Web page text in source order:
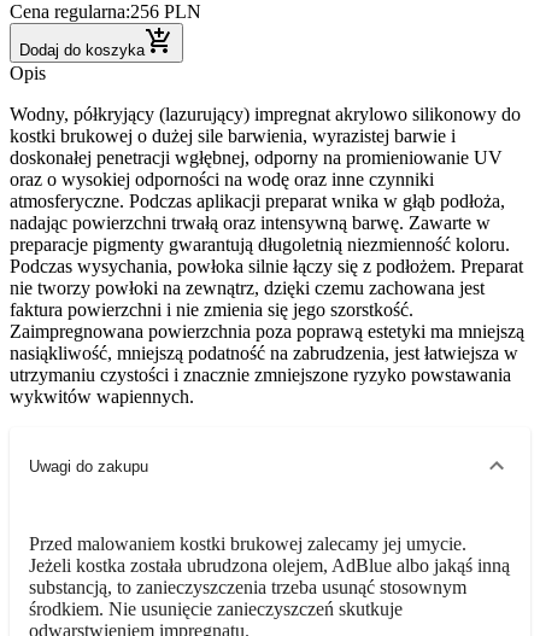
Cena regularna:256 PLN
Dodaj do koszyka
Opis
Wodny, półkryjący (lazurujący) impregnat akrylowo silikonowy do
kostki brukowej o dużej sile barwienia, wyrazistej barwie i
doskonałej penetracji wgłębnej, odporny na promieniowanie UV
oraz o wysokiej odporności na wodę oraz inne czynniki
atmosferyczne. Podczas aplikacji preparat wnika w głąb podłoża,
nadając powierzchni trwałą oraz intensywną barwę. Zawarte w
preparacje pigmenty gwarantują długoletnią niezmienność koloru.
Podczas wysychania, powłoka silnie łączy się z podłożem. Preparat
nie tworzy powłoki na zewnątrz, dzięki czemu zachowana jest
faktura powierzchni i nie zmienia się jego szorstkość.
Zaimpregnowana powierzchnia poza poprawą estetyki ma mniejszą
nasiąkliwość, mniejszą podatność na zabrudzenia, jest łatwiejsza w
utrzymaniu czystości i znacznie zmniejszone ryzyko powstawania
wykwitów wapiennych.
Uwagi do zakupu
Przed malowaniem kostki brukowej zalecamy jej umycie.
Jeżeli kostka została ubrudzona olejem, AdBlue albo jakąś inną
substancją, to zanieczyszczenia trzeba usunąć stosownym
środkiem. Nie usunięcie zanieczyszczeń skutkuje
odwarstwieniem impregnatu.